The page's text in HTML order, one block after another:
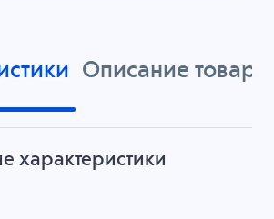
Описание товара
характеристики